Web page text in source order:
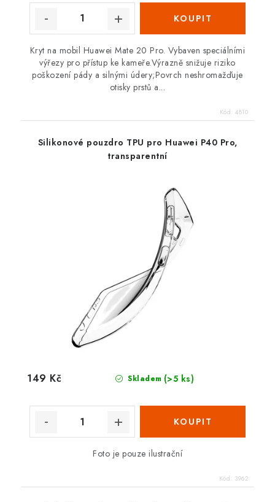
Kryt na mobil Huawei Mate 20 Pro. Vybaven speciálními
výřezy pro přístup ke kameře.Výrazně snižuje riziko
poškození pády a silnými údery;Povrch neshromažďuje
otisky prstů a...
Kód: 4810
Silikonové pouzdro TPU pro Huawei P40 Pro,
transparentní
Skladem (>5 ks)
149 Kč
Foto je pouze ilustrační
Kód: 3962